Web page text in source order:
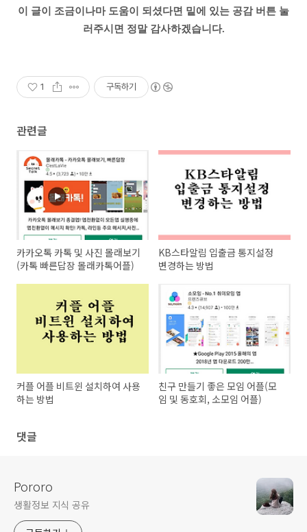
이 글이 조금이나마 도움이 되셨다면 밑에 있는 공감 버튼 눌
러주시면 정말 감사하겠습니다.
1 구독하기
관련글
카카오톡 카톡 및 사진 몰래보기
(카톡 빠른답장 몰래카톡어플)
KB스타알림 입출금 통지설정
변경하는 방법
커플 어플 비트윈 설치하여 사용
하는 방법
친구 만들기 좋은 모임 어플(모
임 및 동호회, 소모임 어플)
댓글
Pororo
생활정보 지식 공유